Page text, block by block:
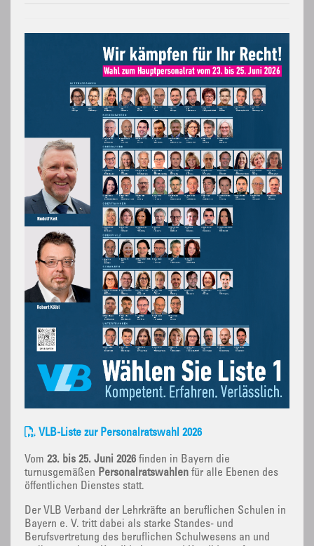
VLB-Liste zur Personalratswahl 2026
Vom 23. bis 25. Juni 2026 finden in Bayern die
turnusgemäßen Personalratswahlen für alle Ebenen des
öffentlichen Dienstes statt.
Der VLB Verband der Lehrkräfte an beruflichen Schulen in
Bayern e. V. tritt dabei als starke Standes- und
Berufsvertretung des beruflichen Schulwesens an und